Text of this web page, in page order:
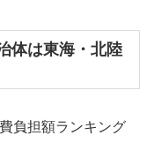
体は東海・北陸
負担額ランキング